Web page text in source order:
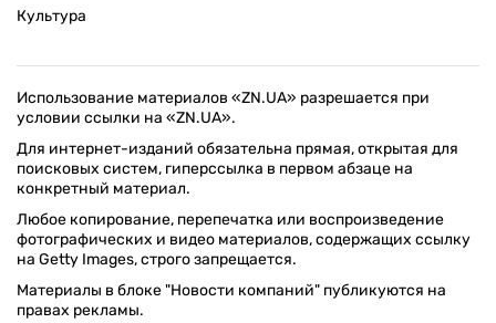
Культура
Использование материалов «ZN.UA» разрешается при
условии ссылки на «ZN.UA».
Для интернет-изданий обязательна прямая, открытая для
поисковых систем, гиперссылка в первом абзаце на
конкретный материал.
Любое копирование, перепечатка или воспроизведение
фотографических и видео материалов, содержащих ссылку
на Getty Images, строго запрещается.
Материалы в блоке "Новости компаний" публикуются на
правах рекламы.